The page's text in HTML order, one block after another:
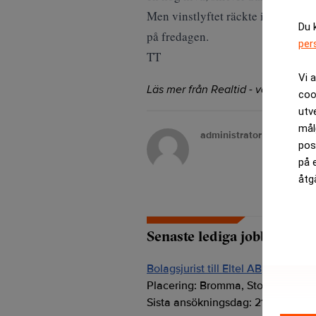
Du
Vi
på
Men vinstlyftet räckte inte till för
på fredagen.
TT
Läs mer från Realtid - vårt
administrator
Senaste lediga jobben
Bolagsjurist till Eltel AB
Placering: Bromma, Stockholm
Sista ansökningsdag: 21/08/2026